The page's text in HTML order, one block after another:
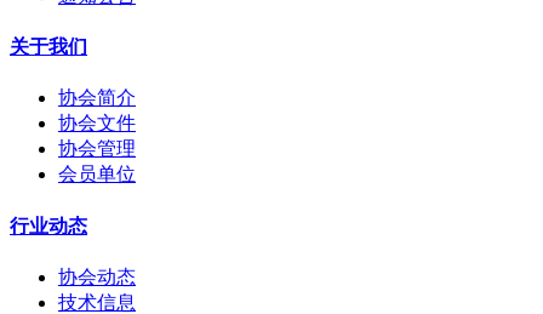
关于我们
协会简介
协会文件
协会管理
会员单位
行业动态
协会动态
技术信息